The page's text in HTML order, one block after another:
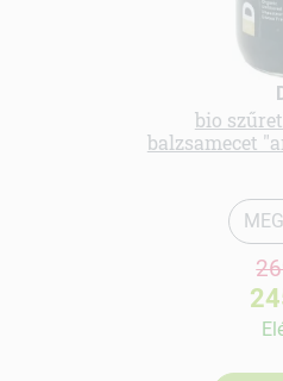
bio
balzsamecet